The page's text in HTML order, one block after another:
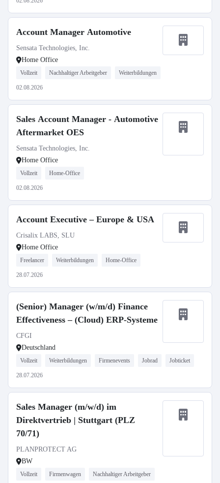
Account Manager Automotive
Sensata Technologies, Inc.
Home Office
Vollzeit Nachhaltiger Arbeitgeber Weiterbildungen
02.08.2026
Sales Account Manager - Automotive
Aftermarket OES
Sensata Technologies, Inc.
Home Office
Vollzeit Home-Office
02.08.2026
Account Executive – Europe & USA
Crisalix LABS, SLU
Home Office
Freelancer Weiterbildungen Home-Office
28.07.2026
(Senior) Manager (w/m/d) Finance
Effectiveness – (Cloud) ERP-Systeme
CFGI
Deutschland
Vollzeit Weiterbildungen Firmenevents Jobrad Jobticket
28.07.2026
Sales Manager (m/w/d) im
Direktvertrieb | Stuttgart (PLZ
70/71)
PLANPROTECT AG
BW
Vollzeit Firmenwagen Nachhaltiger Arbeitgeber